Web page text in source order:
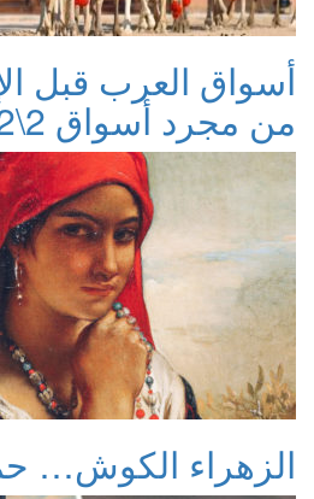
أسواق العرب قبل
من مجرد أسواق 2\2
الزهراء الكوش…